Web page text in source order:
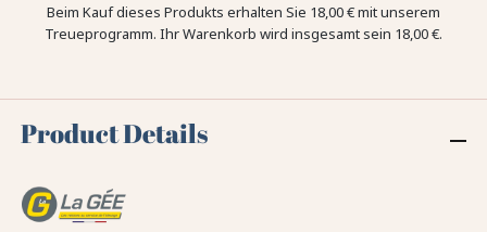
Beim Kauf dieses Produkts erhalten Sie 18,00 €mit unserem
Treueprogramm. Ihr Warenkorb wird insgesamt sein 18,00 €.
Product Details